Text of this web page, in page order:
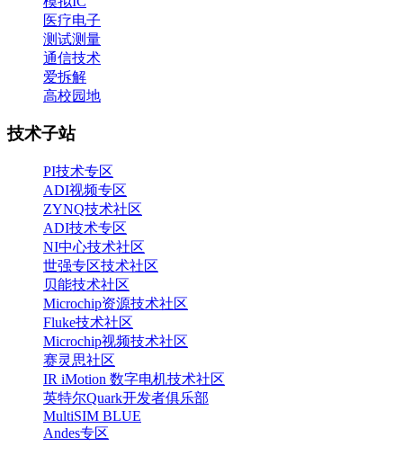
医疗电子
测试测量
通信技术
爱拆解
高校园地
技术子站
PI技术专区
ADI视频专区
ZYNQ技术社区
ADI技术专区
NI中心技术社区
世强专区技术社区
贝能技术社区
Microchip资源技术社区
Fluke技术社区
Microchip视频技术社区
赛灵思社区
IR iMotion 数字电机技术社区
英特尔Quark开发者俱乐部
MultiSIM BLUE
Andes专区